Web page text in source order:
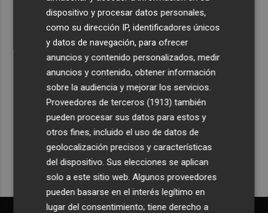
Costa
Recibe toda la actualidad de
Plaza Podcast en tu correo
Quiero suscribirme
dispositivo y procesar datos personales,
como su dirección IP, identificadores únicos
y datos de navegación, para ofrecer
anuncios y contenido personalizados, medir
anuncios y contenido, obtener información
sobre la audiencia y mejorar los servicios.
Proveedores de terceros (1913) también
pueden procesar sus datos para estos y
otros fines, incluido el uso de datos de
geolocalización precisos y características
del dispositivo. Sus elecciones se aplican
solo a este sitio web. Algunos proveedores
pueden basarse en el interés legítimo en
lugar del consentimiento; tiene derecho a